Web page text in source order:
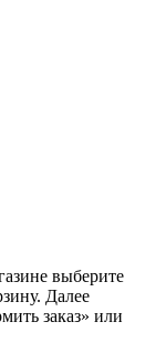
выберите
Далее
заказ» или